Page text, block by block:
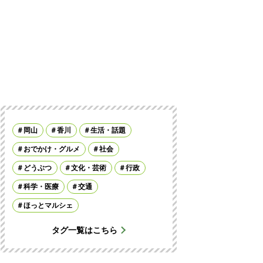
岡山 香川 生活・話題
おでかけ・グルメ 社会
どうぶつ 文化・芸術 行政
科学・医療 交通
ほっとマルシェ
タグ一覧はこちら